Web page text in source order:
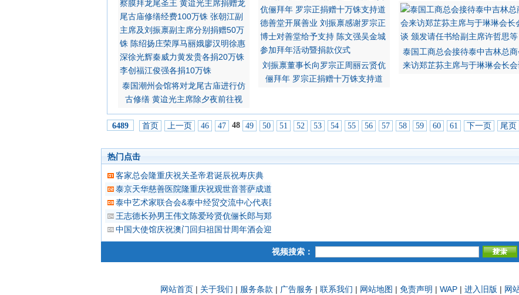
泰国潮州会馆将对龙尾古庙进行仿
古修缮 黄迨光主席除夕夜前往视
刘振禀董事长向罗宗正周丽云贤伉
俪拜年 罗宗正捐赠十万铢支持道
泰国工商总会接待泰中吉林总
来访郑芷荪主席与于琳琳会长会
6489 首页 上一页 46 47 48 49 50 51 52 53 54 55 56 57 58 59 60 61 下一页 尾页
热门点击
客家总会隆重庆祝关圣帝君诞辰祝寿庆典
泰京天华慈善医院隆重庆祝观世音菩萨成道吉日延僧诵经祈福
泰中艺术家联合会&泰中经贸交流中心代表团 蔡义批会长率领抵达上海崇明岛考察访问
王志德长孙男王伟文陈爱玲贤伉俪长郎与郑岳龙马惠娟贤伉俪幼媛结婚欢宴嘉宾千余人 荣获前副总理素帕猜与
中国大使馆庆祝澳门回归祖国廿周年酒会迎来各国驻泰使节贵宾等数百人 受到吕健大使暨夫人潘鹏参赞热烈接
视频搜索：
网站首页 | 关于我们 | 服务条款 | 广告服务 | 联系我们 | 网站地图 | 免责声明 | WAP | 进入旧版 | 网